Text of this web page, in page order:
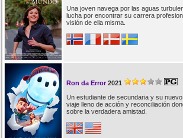
Una joven navega por las aguas
lucha por encontrar su carrera
visión de ella misma.
Ron da Error 2021
Un estudiante de secundaria y su
viaje lleno de acción y reconciliación
sobre la verdadera amistad.